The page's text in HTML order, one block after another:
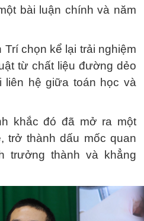
bài luận chính và năm
chọn kể lại trải nghiệm
từ chất liệu đường dẻo
liên hệ giữa toán học và
khắc đó đã mở ra một
trở thành dấu mốc quan
trưởng thành và khẳng